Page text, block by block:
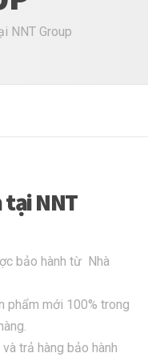
NNT Group
NNT
bảo hành từ Nhà
phẩm mới 100% trong
trả hàng bảo hành